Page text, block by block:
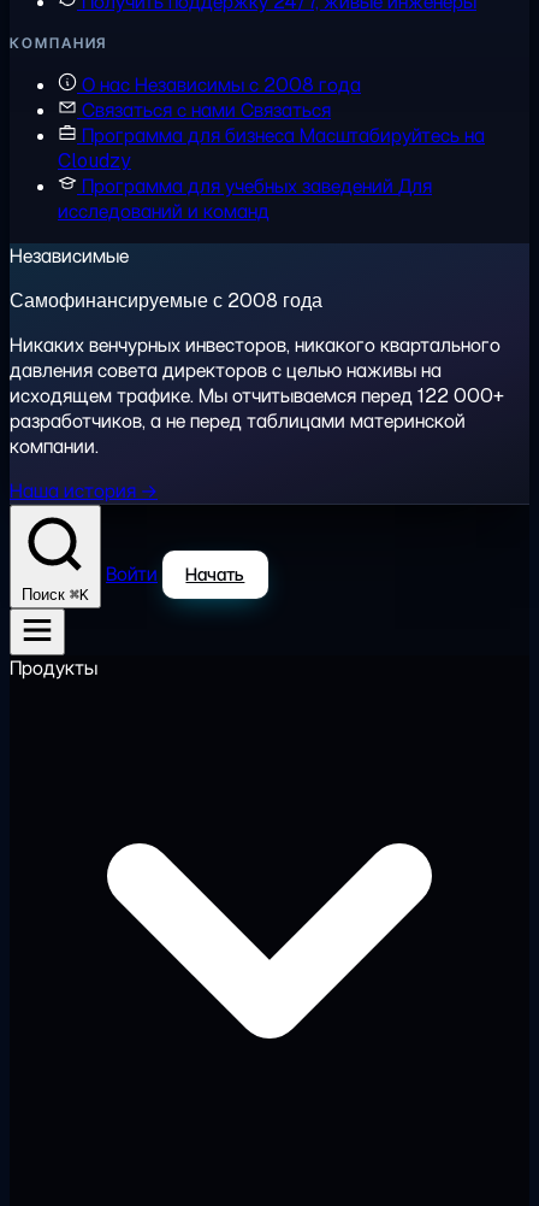
КОМПАНИЯ
О насНезависимы с 2008 года
Связаться с нами Связаться
Программа для бизнесаМасштабируйтесь на
Cloudzy
Программа для учебных заведений Для
исследований и команд
Независимые
Самофинансируемые с 2008 года
Никаких венчурных инвесторов, никакого квартального
давления совета директоров с целью наживы на
исходящем трафике. Мы отчитываемся перед 122 000+
разработчиков, а не перед таблицами материнской
компании.
Наша история →
Поиск ⌘K
Войти Начать
Продукты